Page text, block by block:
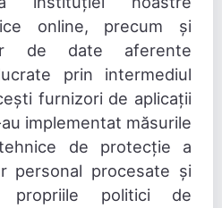
online, precum și
de date aferente
prin intermediul
furnizori de aplicații
implementat măsurile
de protecție a
personal procesate și
propriile politici de